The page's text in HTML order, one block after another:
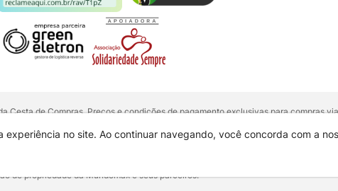
Cesta de Compras. Preços e condições de pagamento exclusivas para compras
produto, entre em contato com o nosso canal de
comunicação ou sites de buscas. Código de Defesa do Consumidor:Lei nº 8.078.
Endereço: R. Senador Souza Naves, 9 - Centro - CEP: 86010-921 - Londrina / PR
de propriedade da Mundomax e seus parceiros.
no site. Ao continuar navegando, você concorda com a